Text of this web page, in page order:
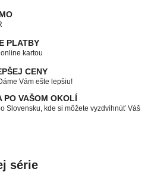
PLATBY
kartou
CENY
Vám ešte lepšiu!
PO VAŠOM OKOLÍ
Slovensku, kde si môžete vyzdvihnúť Váš
série